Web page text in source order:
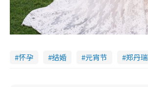
怀孕 结婚 元宵节 郑丹瑞